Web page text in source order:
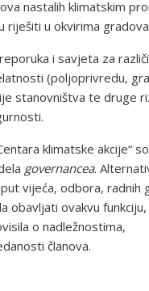
nastalih klimatskim
riješiti u okvirima
i savjeta za
(poljoprivredu,
stanovništva te druge
klimatske akcije“
governancea.
vijeća, odbora, radnih
obavljati ovakvu
o nadležnostima,
članova.